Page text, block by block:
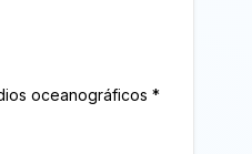
oceanográficos *